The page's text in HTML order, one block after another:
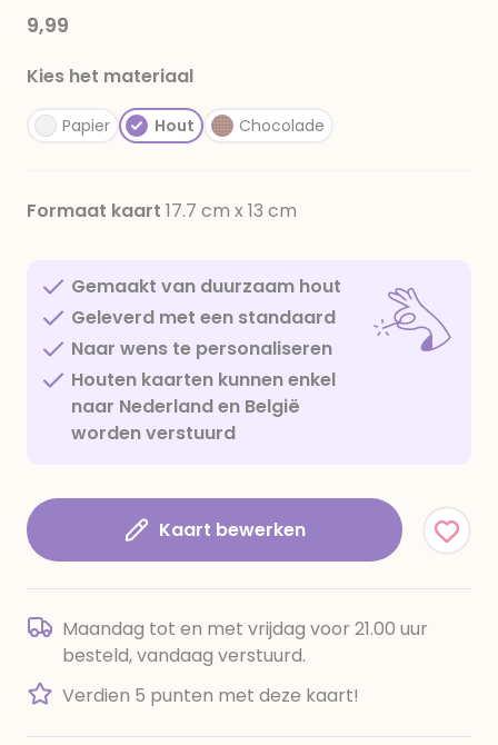
9,99
Kies het materiaal
Papier Hout Chocolade
Formaat kaart 17.7 cm x 13 cm
Gemaakt van duurzaam hout
Geleverd met een standaard
Naar wens te personaliseren
Houten kaarten kunnen enkel
naar Nederland en België
worden verstuurd
Kaart bewerken
Maandag tot en met vrijdag voor 21.00 uur
besteld, vandaag verstuurd.
Verdien 5 punten met deze kaart!